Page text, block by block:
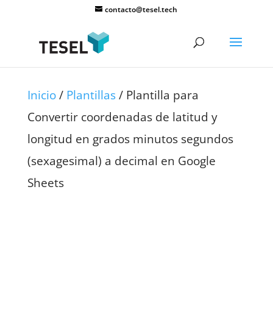
contacto@tesel.tech
Inicio/ Plantillas/ Plantilla para
Convertir coordenadas de latitud y
longitud en grados minutos segundos
(sexagesimal) a decimal en Google
Sheets